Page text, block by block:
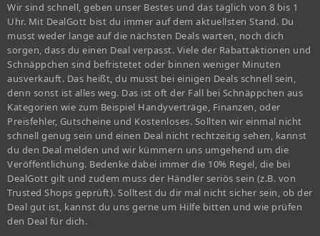
Wir sind schnell, geben unser Bestes und das täglich von 8 bis 1
Uhr. Mit DealGott bist du immer auf dem aktuellsten Stand. Du
musst weder lange auf die nächsten Deals warten, noch dich
sorgen, dass du einen Deal verpasst. Viele der Rabattaktionen und
Schnäppchen sind befristetet oder binnen weniger Minuten
ausverkauft. Das heißt, du musst bei einigen Deals schnell sein,
denn sonst ist alles weg. Das ist oft der Fall bei Schnäppchen aus
Kategorien wie zum Beispiel Handyverträge, Finanzen, oder
Preisfehler, Gutscheine und Kostenloses. Sollten wir einmal nicht
schnell genug sein und einen Deal nicht rechtzeitig sehen, kannst
du den Deal melden und wir kümmern uns umgehend um die
Veröffentlichung. Bedenke dabei immer die 10% Regel, die bei
DealGott gilt und zudem muss der Händler seriös sein (z.B. von
Trusted Shops geprüft). Solltest du dir mal nicht sicher sein, ob der
Deal gut ist, kannst du uns gerne um Hilfe bitten und wie prüfen
den Deal für dich.